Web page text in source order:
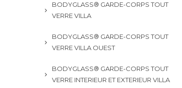
BODYGLASS® GARDE-CORPS TOUT
VERRE VILLA
BODYGLASS® GARDE-CORPS TOUT
VERRE VILLA OUEST
BODYGLASS® GARDE-CORPS TOUT
VERRE INTERIEUR ET EXTERIEUR VILLA